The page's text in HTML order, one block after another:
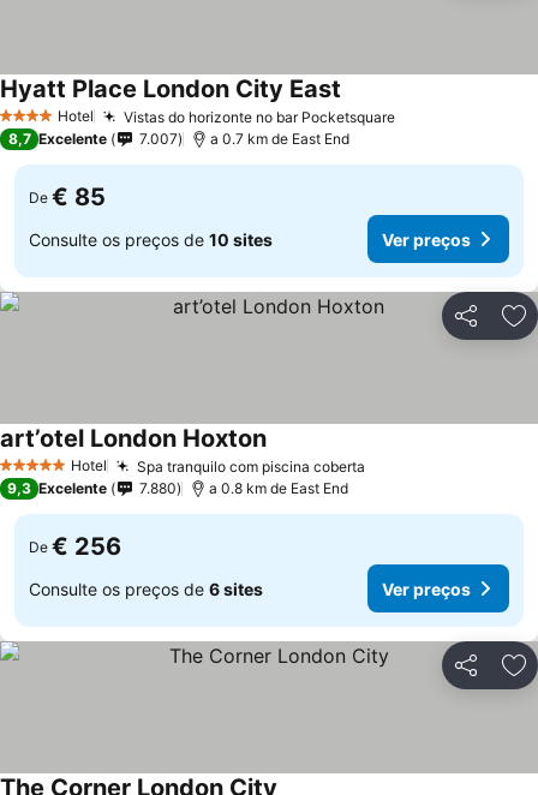
4 EstrelasHotel Vistas do horizonte no bar PocketsquareVer preços
Hyatt Place London City East
8,7 Excelente 7.007 a 0.7 km de East End
De € 85
Consulte os preços de 10 sites Ver preços
Partilhar
5 Estrelas Hotel Spa tranquilo com piscina coberta
art’otel London HoxtonVer preços
9,3 Excelente 7.880 a 0.8 km de East End
De € 256
Consulte os preços de 6 sites Ver preços
Partilhar
The Corner London City